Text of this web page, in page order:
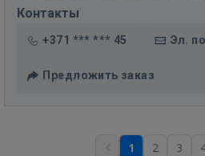
Контакты
+371 *** *** 45 Эл.
Предложить заказ
1 2 3